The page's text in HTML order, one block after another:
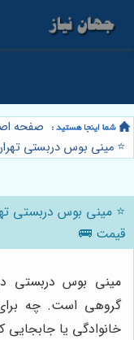
صفحه
⭐️ مینی بوس دربستی
⭐️ مینی بوس دربستی
قیمت 🚌
مینی بوس دربستی
گروهی است. چه
خانوادگی یا جابجایی